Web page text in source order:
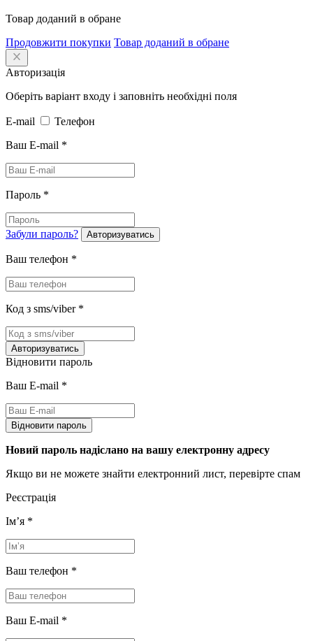
Товар доданий в обране
Продовжити покупки Товар доданий в обране
Авторизація
Оберіть варіант входу і заповніть необхідні поля
E-mail
Телефон
Ваш E-mail *
Пароль *
Забули пароль? Авторизуватись
Ваш телефон *
Код з sms/viber *
Авторизуватись
Відновити пароль
Ваш E-mail *
Відновити пароль
Новий пароль надіслано на вашу електронну адресу
Якщо ви не можете знайти електронний лист, перевірте спам
Реєстрація
Імʼя *
Ваш телефон *
Ваш E-mail *